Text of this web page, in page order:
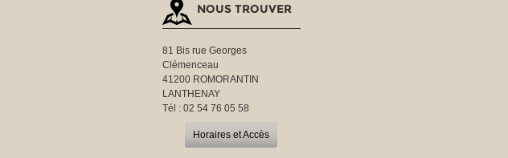
NOUS TROUVER
81 Bis rue Georges
Clémenceau
41200 ROMORANTIN
LANTHENAY
Tél : 02 54 76 05 58
Horaires et Accès